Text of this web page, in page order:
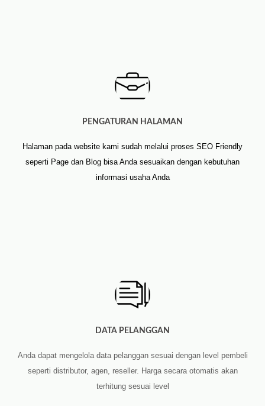
PENGATURAN HALAMAN
Halaman pada website kami sudah melalui proses SEO Friendly
seperti Page dan Blog bisa Anda sesuaikan dengan kebutuhan
informasi usaha Anda
DATA PELANGGAN
Anda dapat mengelola data pelanggan sesuai dengan level pembeli
seperti distributor, agen, reseller. Harga secara otomatis akan
terhitung sesuai level